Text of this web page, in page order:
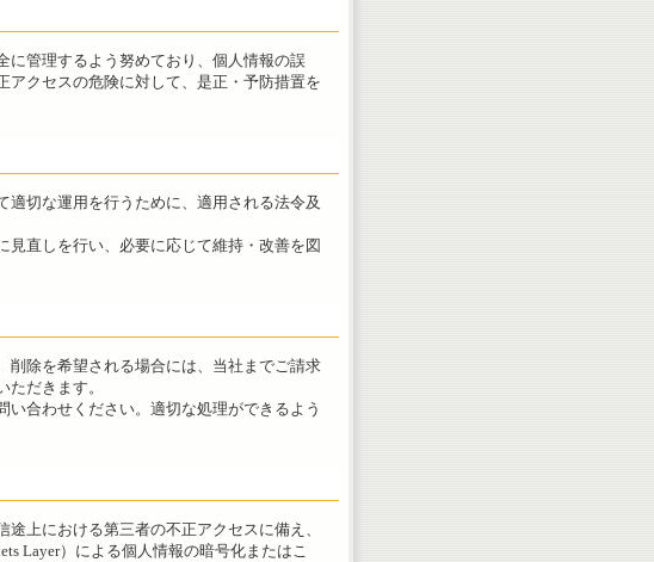
に管理するよう努めており、個人情報の誤
アクセスの危険に対して、是正・予防措置を
切な運用を行うために、適用される法令及
見直しを行い、必要に応じて維持・改善を図
削除を希望される場合には、当社までご請求
だきます。
合わせください。適切な処理ができるよう
上における第三者の不正アクセスに備え、
Layer）による個人情報の暗号化またはこ